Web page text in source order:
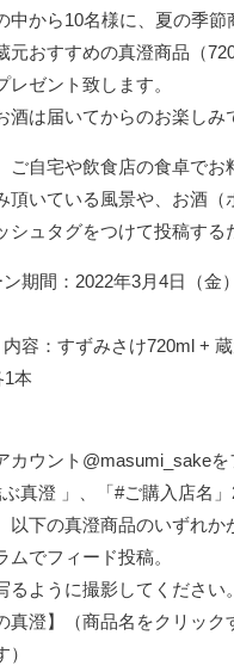
中から10名様に、夏の季節
元おすすめの真澄商品（
レゼント致します。
酒は届いてからのお楽しみ
ご自宅や飲食店の食卓でお
頂いている風景や、お酒（
シュタグをつけて投稿する
期間：2022年3月4日（金
容：すずみさけ720ml +
1本
ウント@masumi_sakeを
真澄 」、「#ご購入店名」
以下の真澄商品のいずれか
ムでフィード投稿。
ように撮影してください。
真澄】（商品名をクリック